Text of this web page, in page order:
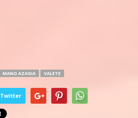
MANO AZAGIA VALETE
Twitter